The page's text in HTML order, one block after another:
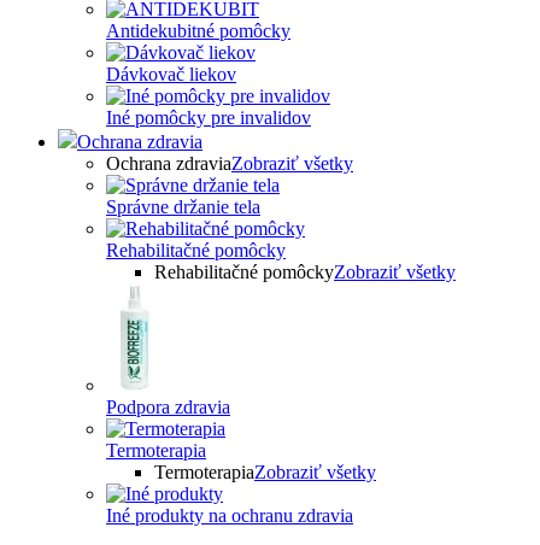
Antidekubitné pomôcky
Dávkovač liekov
Iné pomôcky pre invalidov
Ochrana zdravia
Ochrana zdraviaZobraziť všetky
Správne držanie tela
Rehabilitačné pomôcky
Rehabilitačné pomôckyZobraziť všetky
Podpora zdravia
Termoterapia
TermoterapiaZobraziť všetky
Iné produkty na ochranu zdravia